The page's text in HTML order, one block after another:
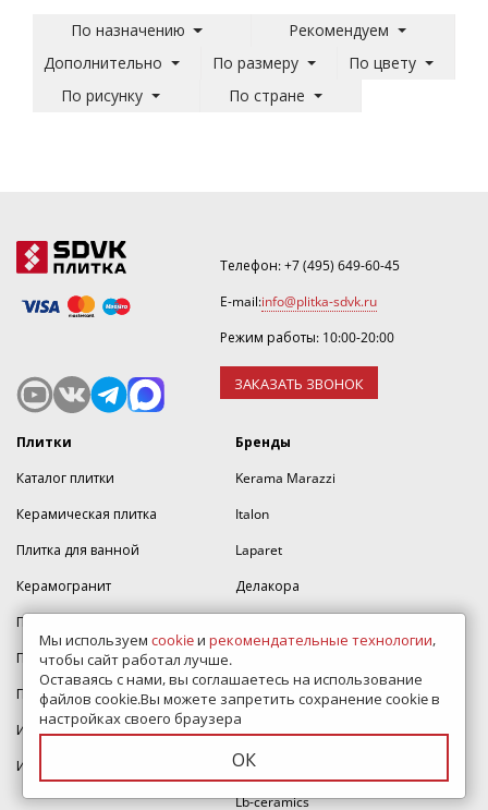
По назначению
Рекомендуем
Дополнительно
По размеру
По цвету
По рисунку
По стране
Телефон:+7 (495) 649-60-45
E-mail:info@plitka-sdvk.ru
Режим работы: 10:00-20:00
ЗАКАЗАТЬ ЗВОНОК
Плитки
Каталог плитки
Керамическая плитка
Плитка для ванной
Керамогранит
Плитка для пола
Плитка для кухни
Плитка для стен
Итальянская плитка
Индийская плитка
Бренды
Kerama Marazzi
Italon
Laparet
Делакора
Alma Ceramica
Estima
Atlas Concorde
Lb-ceramics
Мы используем cookieи рекомендательные технологии,
чтобы сайт работал лучше.
Оставаясь с нами, вы соглашаетесь на использование
файлов cookie.Вы можете запретить сохранение cookie в
настройках своего браузера
ОК